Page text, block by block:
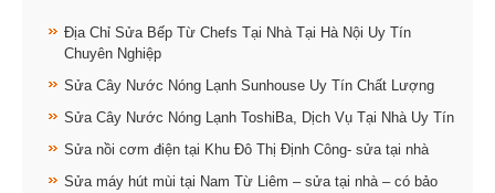
Địa Chỉ Sửa Bếp Từ Chefs Tại Nhà Tại Hà Nội Uy Tín
Chuyên Nghiệp
Sửa Cây Nước Nóng Lạnh Sunhouse Uy Tín Chất Lượng
Sửa Cây Nước Nóng Lạnh ToshiBa, Dịch Vụ Tại Nhà Uy Tín
Sửa nồi cơm điện tại Khu Đô Thị Định Công- sửa tại nhà
Sửa máy hút mùi tại Nam Từ Liêm – sửa tại nhà – có bảo